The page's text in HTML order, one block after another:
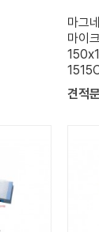
마그
마이
견적